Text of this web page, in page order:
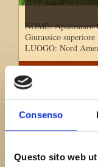
Consenso
Questo sito web
NOME: Apatosauro
Giurassico
LUOGO: Nord